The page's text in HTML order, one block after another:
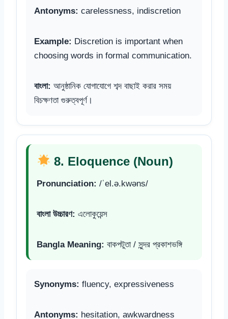
Antonyms: carelessness, indiscretion
Example: Discretion is important when
choosing words in formal communication.
বাংলা: আনুষ্ঠানিক যোগাযোগে শব্দ বাছাই করার সময়
বিচক্ষণতা গুরুত্বপূর্ণ।
8. Eloquence (Noun)
Pronunciation: /ˈel.ə.kwəns/
বাংলা উচ্চারণ: এলোকুয়েন্স
Bangla Meaning: বাকপটুতা / সুন্দর প্রকাশভঙ্গি
Synonyms: fluency, expressiveness
Antonyms: hesitation, awkwardness